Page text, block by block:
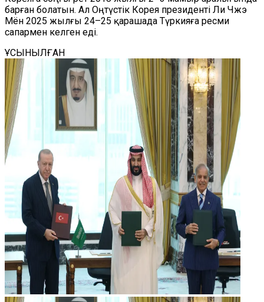
барған болатын. Ал Оңтүстік Корея президенті Ли Чжэ
Мён 2025 жылғы 24–25 қарашада Түркияға ресми
сапармен келген еді.
ҰСЫНЫЛҒАН